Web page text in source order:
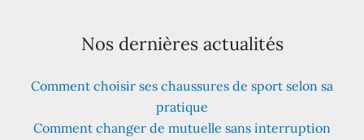
Nos dernières actualités
Comment choisir ses chaussures de sport selon sa
pratique
Comment changer de mutuelle sans interruption